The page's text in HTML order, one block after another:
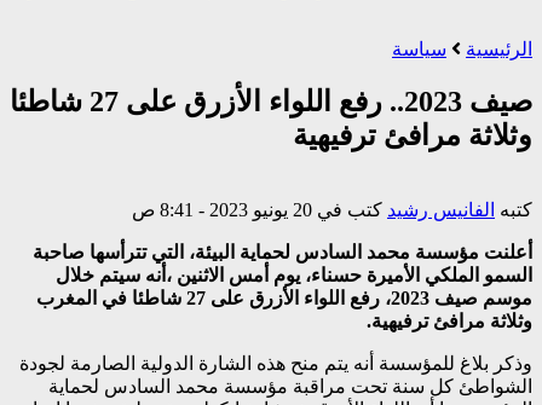
الرئيسية سياسة
صيف 2023.. رفع اللواء الأزرق على 27 شاطئا
وثلاثة مرافئ ترفيهية
كتبه الفانيس رشيد كتب في 20 يونيو 2023 - 8:41 ص
أعلنت مؤسسة محمد السادس لحماية البيئة، التي تترأسها صاحبة
السمو الملكي الأميرة حسناء، يوم أمس الاثنين ،أنه سيتم خلال
موسم صيف 2023، رفع اللواء الأزرق على 27 شاطئا في المغرب
وثلاثة مرافئ ترفيهية.
وذكر بلاغ للمؤسسة أنه يتم منح هذه الشارة الدولية الصارمة لجودة
الشواطئ كل سنة تحت مراقبة مؤسسة محمد السادس لحماية